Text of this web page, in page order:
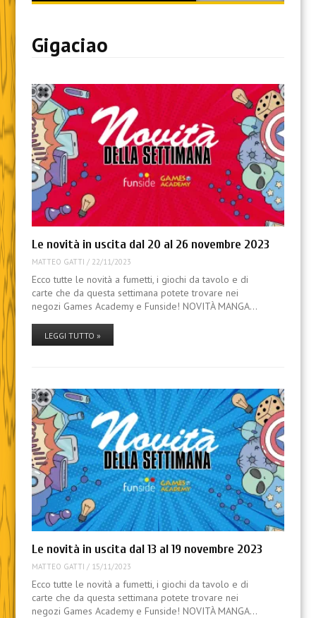
content
Gigaciao
Le novità in uscita dal 20 al 26 novembre 2023
MATTEO GATTI / 22/11/2023
Ecco tutte le novità a fumetti, i giochi da tavolo e di
carte che da questa settimana potete trovare nei
negozi Games Academy e Funside! NOVITÀ MANGA…
LEGGI TUTTO »
Le novità in uscita dal 13 al 19 novembre 2023
MATTEO GATTI / 15/11/2023
Ecco tutte le novità a fumetti, i giochi da tavolo e di
carte che da questa settimana potete trovare nei
negozi Games Academy e Funside! NOVITÀ MANGA…